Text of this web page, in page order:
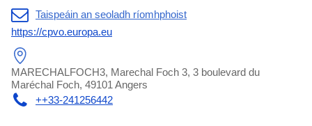
Taispeáin an seoladh ríomhphoist
https://cpvo.europa.eu
MARECHALFOCH3, Marechal Foch 3, 3 boulevard du
Maréchal Foch, 49101 Angers
++33-241256442